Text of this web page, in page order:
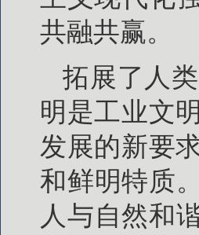
共融共赢。
拓展了人
明是工业文
发展的新要
和鲜明特质
人与自然和